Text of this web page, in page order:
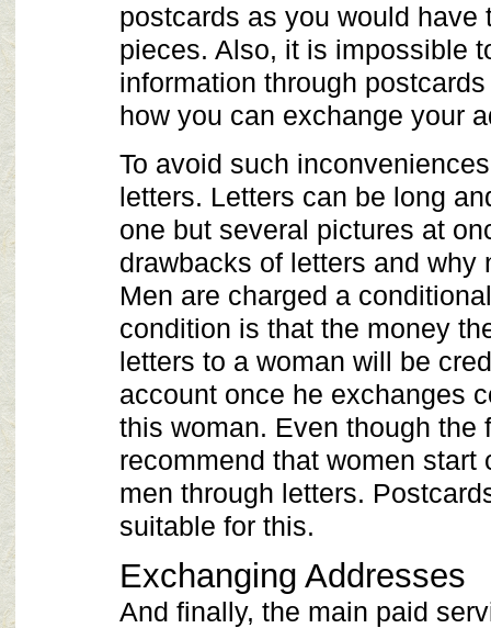
postcards as you would have
pieces. Also, it is impossible
information through
how you can exchange your
To avoid such
letters. Letters can be long
one but several pictures at
drawbacks of letters and why
Men are charged a
condition is that the money
letters to a woman will be
account once he exchanges
this woman. Even though the
recommend that women start
men through letters.
suitable for this.
Exchanging Addresses
And finally, the main paid